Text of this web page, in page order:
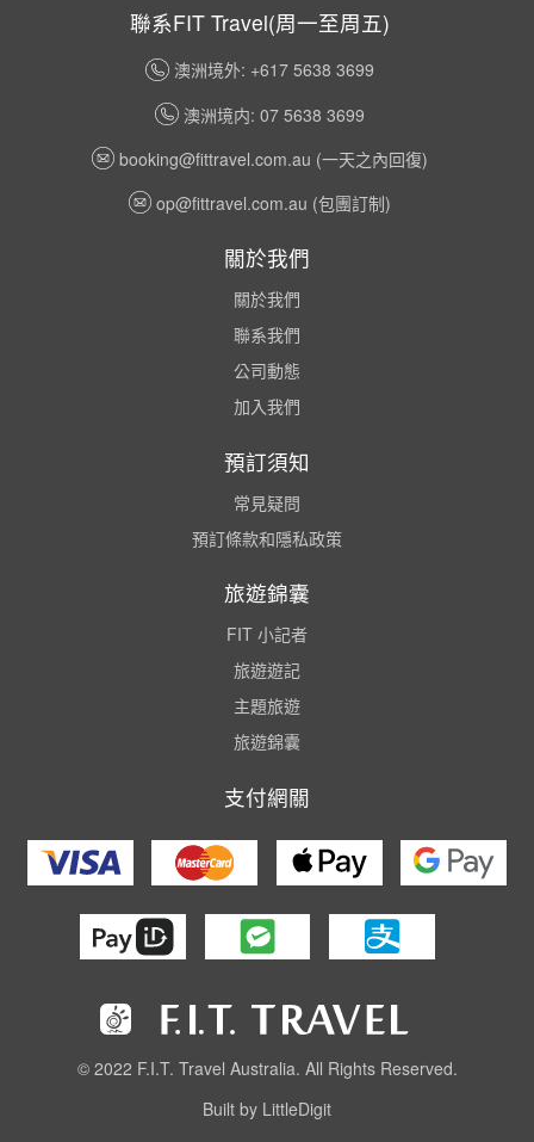
聯系FIT Travel(周一至周五)
澳洲境外: +617 5638 3699
澳洲境内: 07 5638 3699
booking@fittravel.com.au (一天之內回復)
op@fittravel.com.au (包團訂制)
關於我們
關於我們
聯系我們
公司動態
加入我們
預訂須知
常見疑問
預訂條款和隱私政策
旅遊錦囊
FIT 小記者
旅遊遊記
主題旅遊
旅遊錦囊
支付網關
© 2022 F.I.T. Travel Australia. All Rights Reserved.
Built by LittleDigit